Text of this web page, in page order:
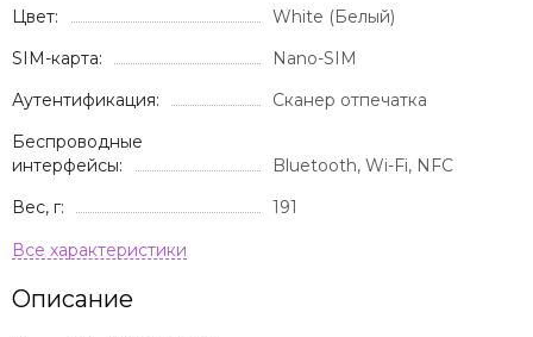
Цвет:
White (Белый)
SIM-карта:
Nano-SIM
Аутентификация:
Сканер отпечатка
Беспроводные
интерфейсы:
Bluetooth, Wi-Fi, NFC
Вес, г:
191
Описание